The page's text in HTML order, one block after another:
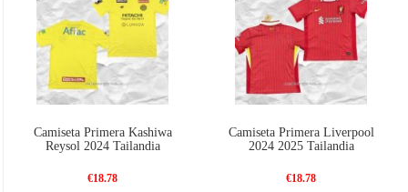
Camiseta Primera Kashiwa
Reysol 2024 Tailandia
€18.78
Camiseta Primera Liverpool
2024 2025 Tailandia
€18.78